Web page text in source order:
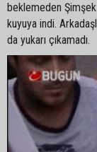
beklemeden Şimşek
kuyuya indi.
da yukarı çıkamadı.